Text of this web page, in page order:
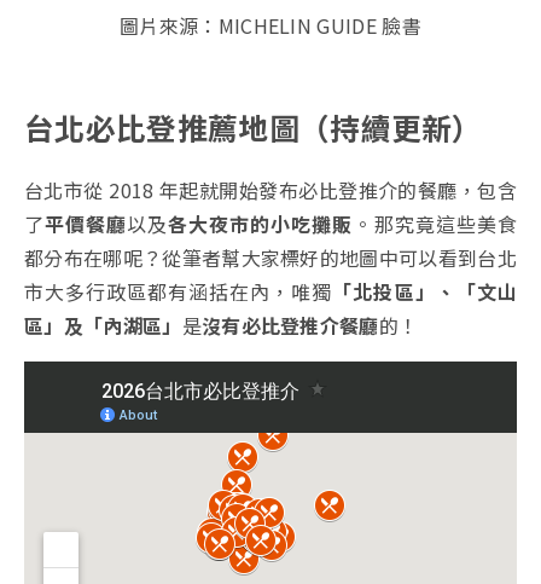
圖片來源：MICHELIN GUIDE 臉書
台北必比登推薦地圖（持續更新）
台北市從 2018 年起就開始發布必比登推介的餐廳，包含
了平價餐廳以及各大夜市的小吃攤販 。那究竟這些美食
都分布在哪呢？從筆者幫大家標好的地圖中可以看到台北
市大多行政區都有涵括在內，唯獨 「北投區」、「文山
區」及「內湖區」 是沒有必比登推介餐廳的！